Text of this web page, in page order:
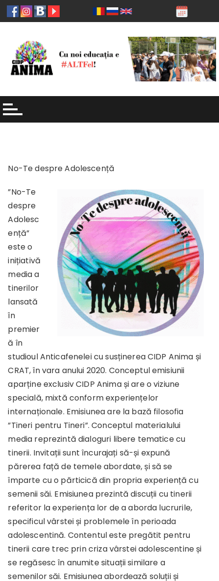
No-Te despre Adolescență
”No-Te
despre
Adolesc
ență”
este o
inițiativă
media a
tinerilor
lansată
în
premier
ă în
studioul Anticafenelei cu susținerea CIDP Anima și
CRAT, în vara anului 2020. Conceptul emisiunii
aparține exclusiv CIDP Anima și are o viziune
specială, mixtă conform experiențelor
internaționale. Emisiunea are la bază filosofia
”Tineri pentru Tineri”. Conceptul materialului
media reprezintă dialoguri libere tematice cu
tinerii. Invitații sunt încurajați să-și expună
părerea față de temele abordate, și să se
împarte cu o părticică din propria experiență cu
semenii săi. Emisiunea prezintă discuții cu tinerii
referitor la experiența lor de a aborda lucrurile,
specificul vârstei și problemele în perioada
adolescentină. Contentul este pregătit pentru
tinerii care trec prin criza vârstei adolescentine și
se regăsesc în anumite situații similare a
semenilor săi. Emisiunea abordează soluții și